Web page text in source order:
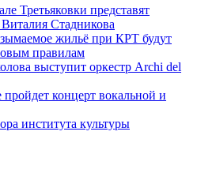
Третьяковки представят
Стадникова
жильё при КРТ будут
правилам
выступит оркестр Archi del
концерт вокальной и
института культуры